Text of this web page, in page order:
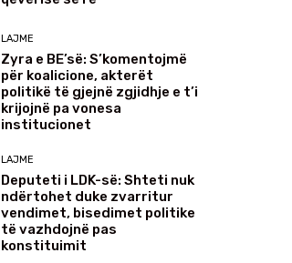
LAJME
Zyra e BE’së: S’komentojmë
për koalicione, akterët
politikë të gjejnë zgjidhje e t’i
krijojnë pa vonesa
institucionet
LAJME
Deputeti i LDK-së: Shteti nuk
ndërtohet duke zvarritur
vendimet, bisedimet politike
të vazhdojnë pas
konstituimit